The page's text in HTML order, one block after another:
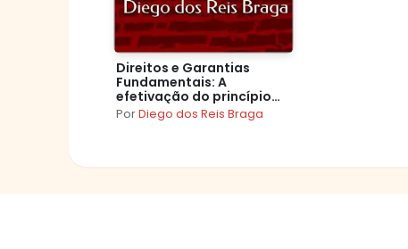
Direitos e Garantias
Fundamentais: A
efetivação do princípio
do contraditório no
inquérito policial
PorDiego dos Reis Braga